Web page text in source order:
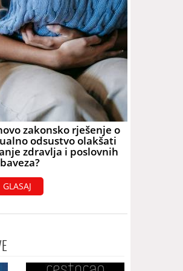
zakonsko rješenje o
odsustvo olakšati
zdravlja i poslovnih
GLASAJ